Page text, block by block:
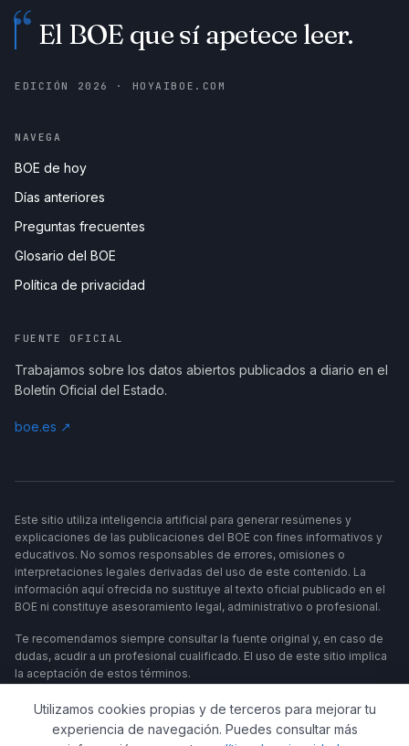
“ El BOE que sí apetece leer.
EDICIÓN 2026 · HOYAIBOE.COM
NAVEGA
BOE de hoy
Días anteriores
Preguntas frecuentes
Glosario del BOE
Política de privacidad
FUENTE OFICIAL
Trabajamos sobre los datos abiertos publicados a diario en el
Boletín Oficial del Estado.
boe.es ↗
Este sitio utiliza inteligencia artificial para generar resúmenes y
explicaciones de las publicaciones del BOE con fines informativos y
educativos. No somos responsables de errores, omisiones o
interpretaciones legales derivadas del uso de este contenido. La
información aquí ofrecida no sustituye al texto oficial publicado en el
BOE ni constituye asesoramiento legal, administrativo o profesional.
Te recomendamos siempre consultar la fuente original y, en caso de
dudas, acudir a un profesional cualificado. El uso de este sitio implica
la aceptación de estos términos.
Utilizamos cookies propias y de terceros para mejorar tu
experiencia de navegación. Puedes consultar más